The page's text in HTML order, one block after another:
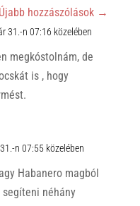
Újabb hozzászólások →
31.-n 07:16 közelében
megkóstolnám, de
is , hogy
n 07:55 közelében
Habanero magból
néhány